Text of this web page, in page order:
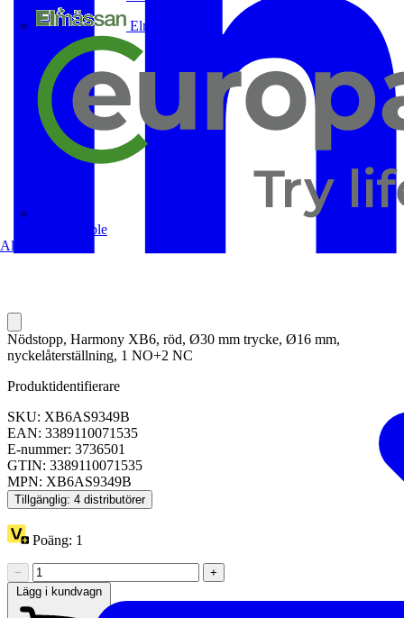
Elmässan
Europacable
Alla partners
Nödstopp, Harmony XB6, röd, Ø30 mm trycke, Ø16 mm,
nyckelåterställning, 1 NO+2 NC
Produktidentifierare
SKU: XB6AS9349B
EAN: 3389110071535
E-nummer: 3736501
GTIN: 3389110071535
MPN: XB6AS9349B
Tillgänglig: 4 distributörer
Poäng: 1
−
+
Lägg i kundvagn